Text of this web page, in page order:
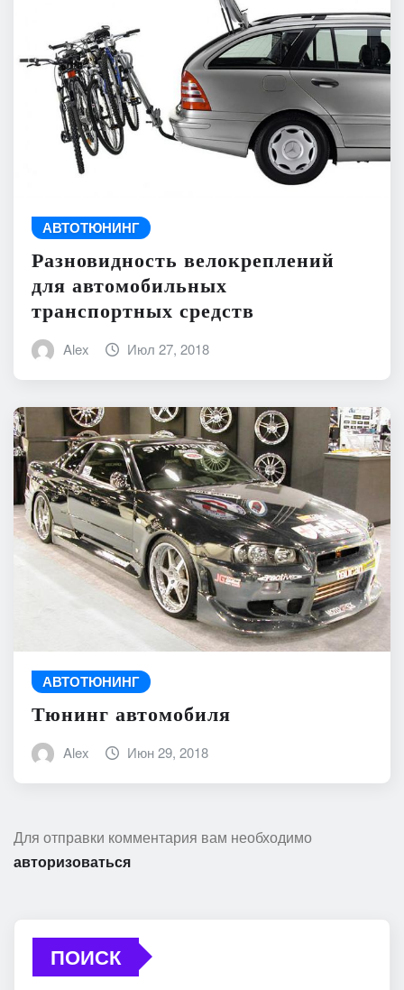
АВТОТЮНИНГ
Разновидность велокреплений
для автомобильных
транспортных средств
Alex Июл 27, 2018
АВТОТЮНИНГ
Тюнинг автомобиля
Alex Июн 29, 2018
Для отправки комментария вам необходимо
авторизоваться
ПОИСК